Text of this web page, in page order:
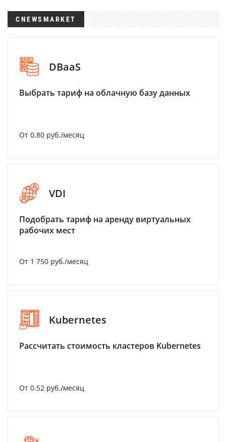
CNEWSMARKET
DBaaS
Выбрать тариф на облачную базу данных
От 0.80 руб./месяц
VDI
Подобрать тариф на аренду виртуальных
рабочих мест
От 1 750 руб./месяц
Kubernetes
Рассчитать стоимость кластеров Kubernetes
От 0.52 руб./месяц